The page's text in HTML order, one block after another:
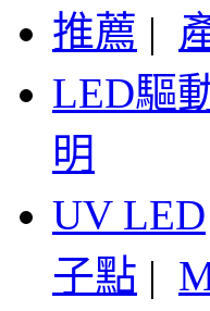
推薦 |
LED驅
明
UV LED
子點 |